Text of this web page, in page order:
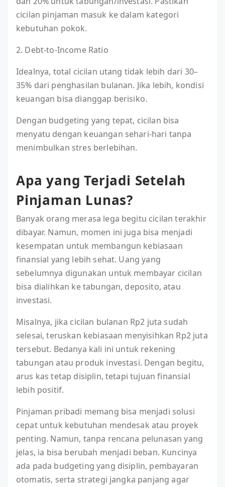
cicilan pinjaman masuk ke dalam kategori
kebutuhan pokok.
2. Debt-to-Income Ratio
Idealnya, total cicilan utang tidak lebih dari 30–
35% dari penghasilan bulanan. Jika lebih, kondisi
keuangan bisa dianggap berisiko.
Dengan budgeting yang tepat, cicilan bisa
menyatu dengan keuangan sehari-hari tanpa
menimbulkan stres berlebihan.
Apa yang Terjadi Setelah
Pinjaman Lunas?
Banyak orang merasa lega begitu cicilan terakhir
dibayar. Namun, momen ini juga bisa menjadi
kesempatan untuk membangun kebiasaan
finansial yang lebih sehat. Uang yang
sebelumnya digunakan untuk membayar cicilan
bisa dialihkan ke tabungan, deposito, atau
investasi.
Misalnya, jika cicilan bulanan Rp2 juta sudah
selesai, teruskan kebiasaan menyisihkan Rp2 juta
tersebut. Bedanya kali ini untuk rekening
tabungan atau produk investasi. Dengan begitu,
arus kas tetap disiplin, tetapi tujuan finansial
lebih positif.
Pinjaman pribadi memang bisa menjadi solusi
cepat untuk kebutuhan mendesak atau proyek
penting. Namun, tanpa rencana pelunasan yang
jelas, ia bisa berubah menjadi beban. Kuncinya
ada pada budgeting yang disiplin, pembayaran
otomatis, serta strategi jangka panjang agar